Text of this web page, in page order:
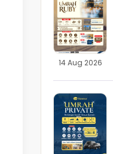
14 Aug 2026